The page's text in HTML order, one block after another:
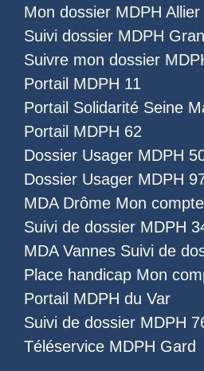
Mon dossier MDPH Allier
Suivi dossier MDPH
Suivre mon dossier
Portail MDPH 11
Portail Solidarité Seine
Portail MDPH 62
Dossier Usager MDPH
Dossier Usager MDPH
MDA Drôme Mon compte
Suivi de dossier MDPH
MDA Vannes Suivi de
Place handicap Mon
Portail MDPH du Var
Suivi de dossier MDPH
Téléservice MDPH Gard